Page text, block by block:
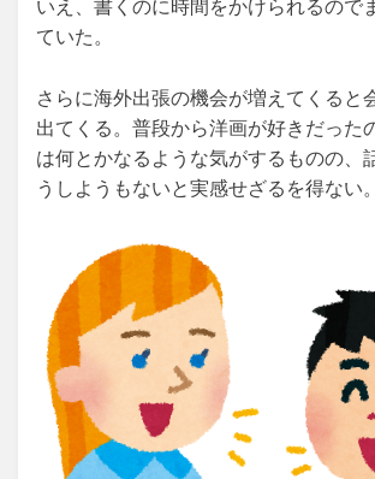
いえ、書くのに時間をかけられるので
ていた。
さらに海外出張の機会が増えてくると
出てくる。普段から洋画が好きだった
は何とかなるような気がするものの、
うしようもないと実感せざるを得ない。